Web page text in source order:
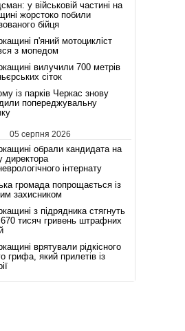
у військовій частині на
жорстоко побили
бійця
п'яний мотоцикліст
з мопедом
вилучили 700 метрів
сіток
із парків Черкас знову
попереджувальну
05 серпня 2026
обрали кандидата на
директора
інтернату
громада попрощається із
захисником
з підрядника стягнуть
тисяч гривень штрафних
врятували рідкісного
грифа, який прилетів із